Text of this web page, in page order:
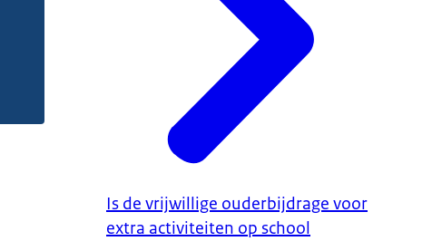
Is de vrijwillige ouderbijdrage voor
extra activiteiten op school